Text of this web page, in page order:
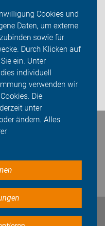
Cookies und
Daten, um externe
sowie für
Durch Klicken auf
ein. Unter
individuell
verwenden wir
Die
unter
ändern. Alles